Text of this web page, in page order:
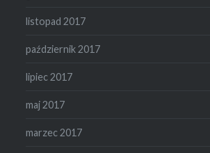
listopad 2017
październik 2017
lipiec 2017
maj 2017
marzec 2017